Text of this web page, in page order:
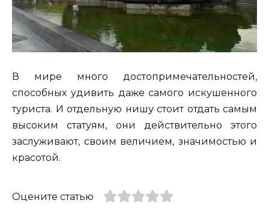
В мире много достопримечательностей,
способных удивить даже самого искушенного
туриста. И отдельную нишу стоит отдать самым
высоким статуям, они действительно этого
заслуживают, своим величием, значимостью и
красотой.
Оцените статью